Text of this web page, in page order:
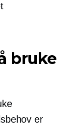
bruke
er